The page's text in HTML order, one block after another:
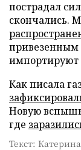
пострадал
скончались.
импортируют
Как писала
Новую
где
Текст: